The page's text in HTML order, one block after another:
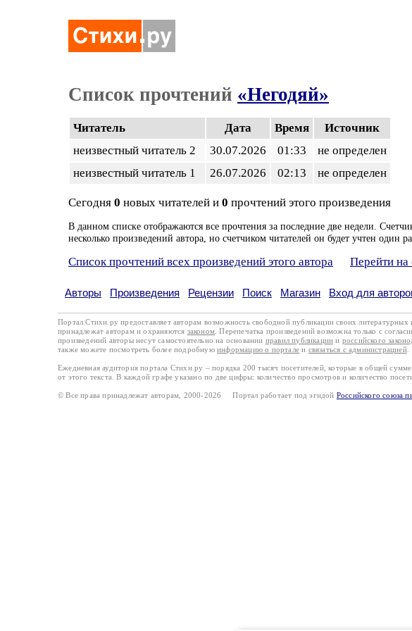
Список прочтений «Негодяй»
Читатель Дата Время
Источник
неизвестный читатель 2
30.07.2026 01:33
не определен
неизвестный читатель 1
26.07.2026 02:13 не определен
Сегодня 0 новых читателей и 0 прочтений этого произведения
В данном списке отображаются все прочтения за последние две недели.
несколько произведений автора, но счетчиком читателей он будет учтен один
Список прочтений всех произведений этого автора Перейти на
Авторы Произведения Рецензии Поиск Магазин Вход для
Портал Стихи.ру предоставляет авторам возможность свободной публикации своих
принадлежат авторам и охраняются законом . Перепечатка произведений возможна только с
произведений авторы несут самостоятельно на основании правил публикации и российского
также можете посмотреть более подробную информацию о портале и связаться с администрацией.
Ежедневная аудитория портала Стихи.ру – порядка 200 тысяч посетителей, которые в общей
от этого текста. В каждой графе указано по две цифры: количество просмотров и количество
© Все права принадлежат авторам, 2000-2026 Портал работает под эгидой Российского союза